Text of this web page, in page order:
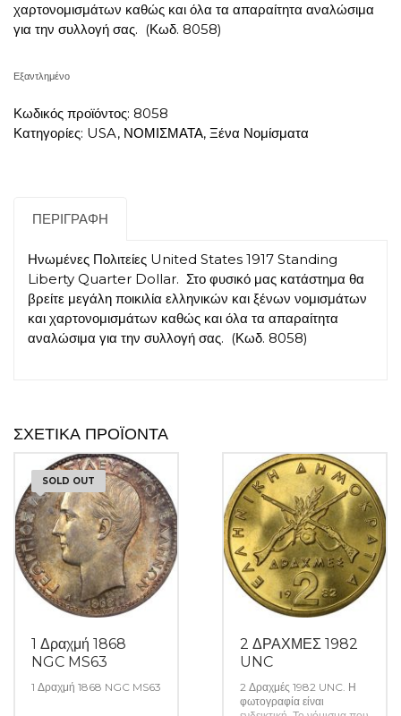
χαρτονομισμάτων καθώς και όλα τα απαραίτητα αναλώσιμα
για την συλλογή σας. (Κωδ. 8058)
Εξαντλημένο
Κωδικός προϊόντος: 8058
Κατηγορίες: USA, ΝΟΜΙΣΜΑΤΑ, Ξένα Νομίσματα
ΠΕΡΙΓΡΑΦΉ
Ηνωμένες Πολιτείες United States 1917 Standing
Liberty Quarter Dollar. Στο φυσικό μας κατάστημα θα
βρείτε μεγάλη ποικιλία ελληνικών και ξένων νομισμάτων
και χαρτονομισμάτων καθώς και όλα τα απαραίτητα
αναλώσιμα για την συλλογή σας. (Κωδ. 8058)
ΣΧΕΤΙΚΆ ΠΡΟΪΌΝΤΑ
SOLD OUT
1 Δραχμή 1868
NGC MS63
1 Δραχμή 1868 NGC MS63
2 ΔΡΑΧΜΕΣ 1982
UNC
2 Δραχμές 1982 UNC. Η
φωτογραφία είναι